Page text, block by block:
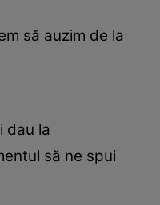
să auzim de la
dau la
să ne spui